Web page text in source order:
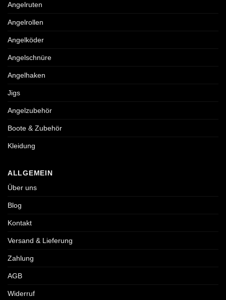
Angelruten
Angelrollen
Angelköder
Angelschnüre
Angelhaken
Jigs
Angelzubehör
Boote & Zubehör
Kleidung
ALLGEMEIN
Über uns
Blog
Kontakt
Versand & Lieferung
Zahlung
AGB
Widerruf